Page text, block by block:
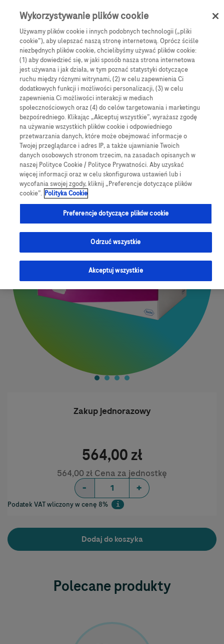
Skip to main content Menu
e-Sklep
System podawania insuliny
Moduł infuzyjny do pompy Accu-Chek Solo, kaniula 9 mm (13 szt.)
Moduł infuzyjny do
pompy Accu-Chek Solo,
kaniula 9 mm (13 szt.)
Moduł Infuzyjny pompy insulinowej Accu-Chek Solo składa
się z uchwytu pompy oraz modułu kaniuli o długości 9 mm
Zakup jednorazowy
564,00 zł
564,00 zł Cena za jednostkę
- +
Podatek VAT wliczony w cenę 8%
i
Dodaj do koszyka
Polecane produkty
Wykorzystywanie plików cookie
Używamy plików cookie i innych podobnych technologii („pliki
cookie”), aby ulepszać naszą stronę internetową. Oprócz ściśle
niezbędnych plików cookie, chcielibyśmy używać plików cookie:
(1) aby dowiedzieć się, w jaki sposób nasza strona internetowa
jest używana i jak działa, w tym poznać statystyki dotyczące
ruchu między róznymi witrynami, (2) w celu zapewnienia Ci
dodatkowych funkcji i możliwości personalizacji, (3) w celu
zapewnienia Ci możliwości interakcji w mediach
społecznościowych oraz (4) do celów targetowania i marketingu
bezpośredniego. Klikając „Akceptuj wszystkie”, wyrażasz zgodę
na używanie wszystkich plików cookie i odpowiedniego
przetwarzania danych, które może obejmować informacje o
Twojej przeglądarce i adres IP, a także ujawnianie Twoich
danych osobowych stronom trzecim, na zasadach opisanych w
naszej Polityce Cookie / Polityce Prywatności. Aby uzyskać
więcej informacji oraz w celu skonfigurowa ustawień lub i
wycofania swojej zgody, kliknij „Preferencje dotyczące plików
cookie”. Polityka Cookie
Preferencje dotyczące plików cookie
Odrzuć wszystkie
Akceptuj wszystkie